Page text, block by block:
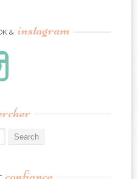
& instagram
confiance